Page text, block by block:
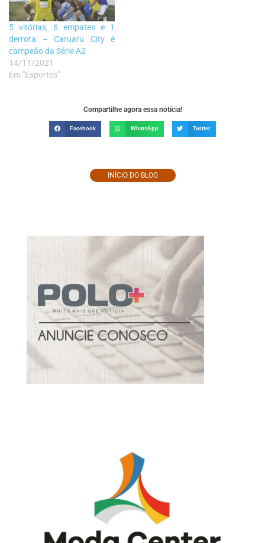
5 vitórias, 6 empates e 1
derrota – Caruaru City é
campeão da Série A2
14/11/2021
Em "Esportes"
Compartilhe agora essa notícia!
Facebook WhatsApp Twitter
INÍCIO DO BLOG